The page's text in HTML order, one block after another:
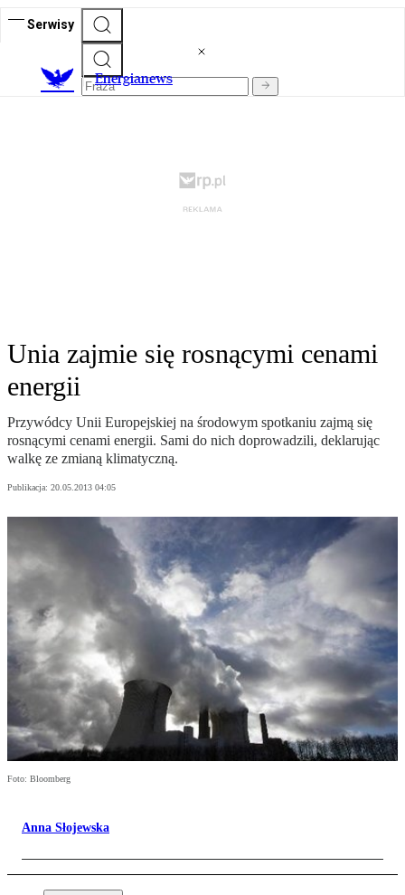
Serwisy
Energianews
Unia zajmie się rosnącymi cenami
energii
Przywódcy Unii Europejskiej na środowym spotkaniu zajmą się
rosnącymi cenami energii. Sami do nich doprowadzili, deklarując
walkę ze zmianą klimatyczną.
Publikacja: 20.05.2013 04:05
Foto: Bloomberg
Anna Słojewska